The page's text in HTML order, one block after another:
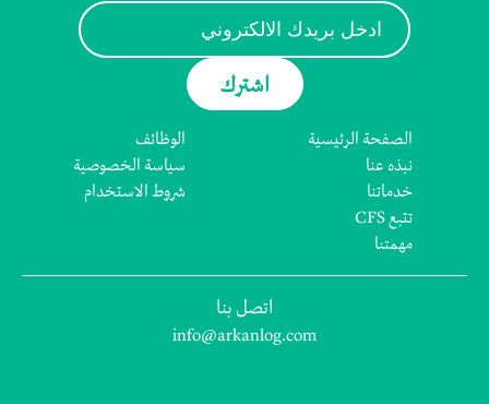
الصفحة الرئيسية
نبذه عنا
خدماتنا
تتبع CFS
مهمتنا
الوظائف
سياسة الخصوصية
شروط الاستخدام
اتصل بنا
info@arkanlog.com